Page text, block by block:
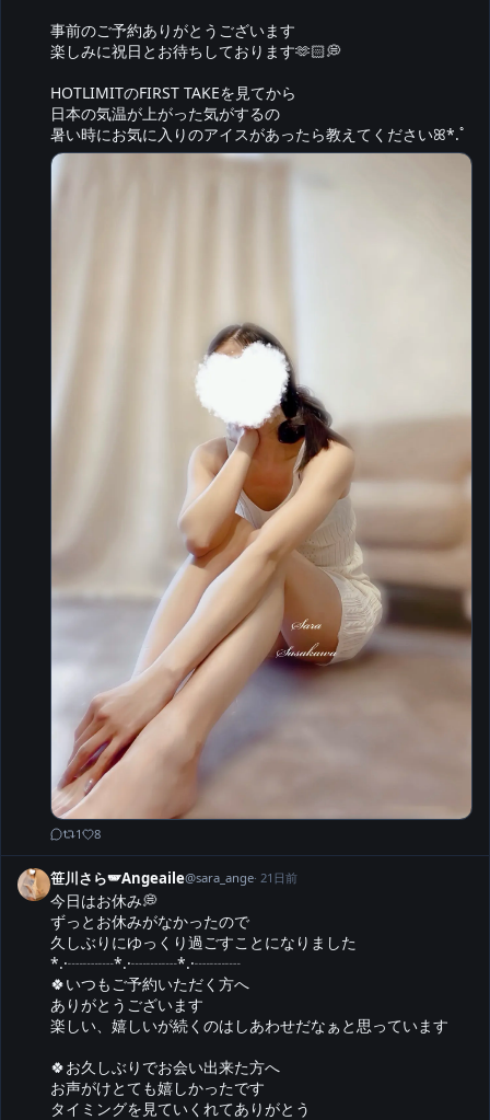
事前のご予約ありがとうございます
楽しみに祝日とお待ちしております🫶🏻💭
HOTLIMITのFIRST TAKEを見てから
日本の気温が上がった気がするの
暑い時にお気に入りのアイスがあったら教えてくださいꕤ*.ﾟ
1 8
笹川さら🪽Angeaile@sara_ange· 21日前
今日はお休み💭
ずっとお休みがなかったので
久しぶりにゆっくり過ごすことになりました
*.·┈┈┈*.·┈┈┈*.·┈┈┈
🍀いつもご予約いただく方へ
ありがとうございます
楽しい、嬉しいが続くのはしあわせだなぁと思っています
🍀お久しぶりでお会い出来た方へ
お声がけとても嬉しかったです
タイミングを見ていくれてありがとう